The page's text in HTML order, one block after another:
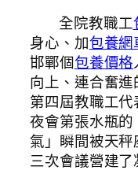
全院教職工
身心、加包養網
邯鄲個包養價格
向上、連合奮
第四屆教職工
夜會第張水瓶
氣」瞬間被天秤
三次會議營建了